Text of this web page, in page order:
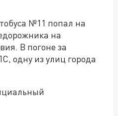
№11 попал на
на
В погоне за
одну из улиц города